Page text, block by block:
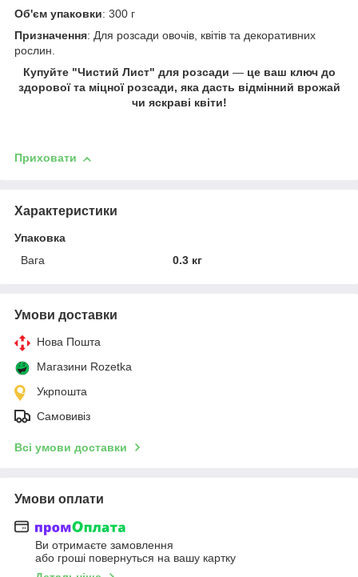
Об'єм упаковки: 300 г
Призначення: Для розсади овочів, квітів та декоративних
рослин.
Купуйте "Чистий Лист" для розсади — це ваш ключ до
здорової та міцної розсади, яка дасть відмінний врожай
чи яскраві квіти!
Приховати
Характеристики
Упаковка
Вага
0.3 кг
Умови доставки
Нова Пошта
Магазини Rozetka
Укрпошта
Самовивіз
Всі умови доставки
Умови оплати
Ви отримаєте замовлення
або гроші повернуться на вашу картку